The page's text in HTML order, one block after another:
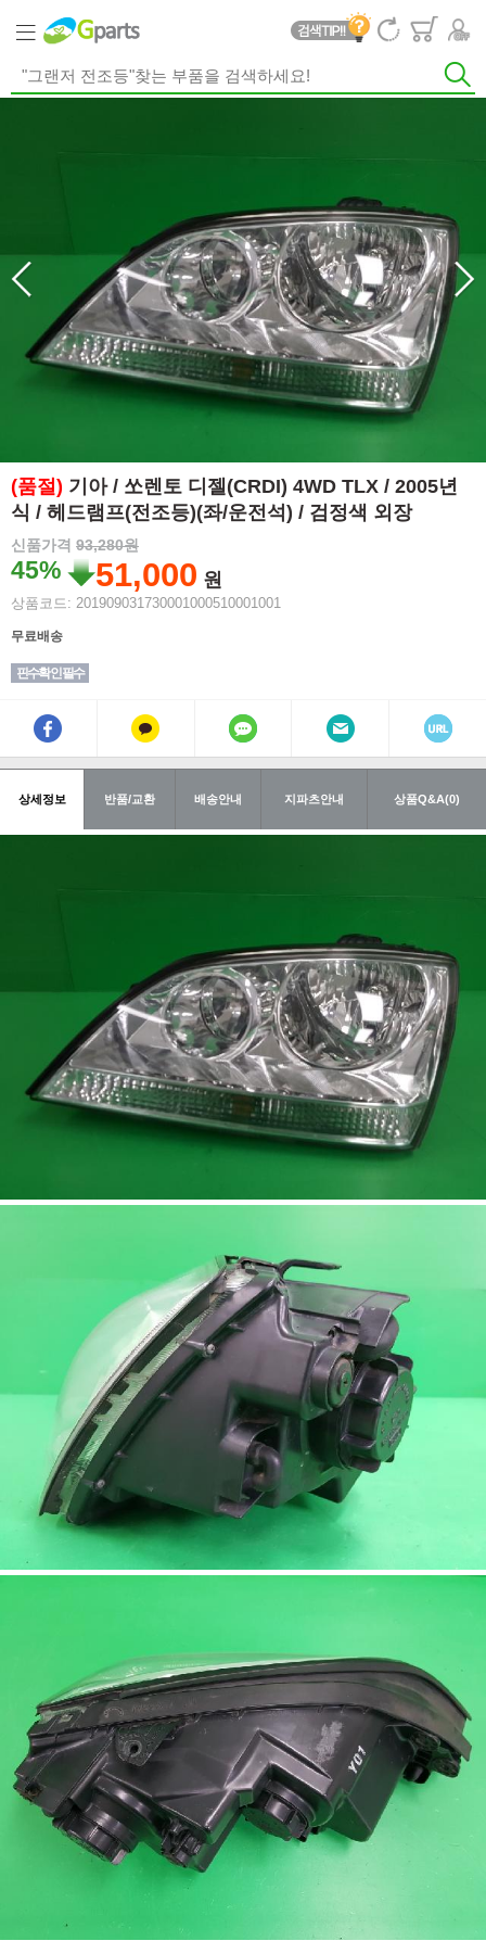
(품절) 기아 / 쏘렌토 디젤(CRDI) 4WD TLX / 2005년
식 / 헤드램프(전조등)(좌/운전석) / 검정색 외장
신품가격 93,280원
45% 51,000 원
상품코드: 201909031730001000510001001
무료배송
핀수확인 필수
상세정보 반품/교환 배송안내 지파츠안내 상품Q&A(0)